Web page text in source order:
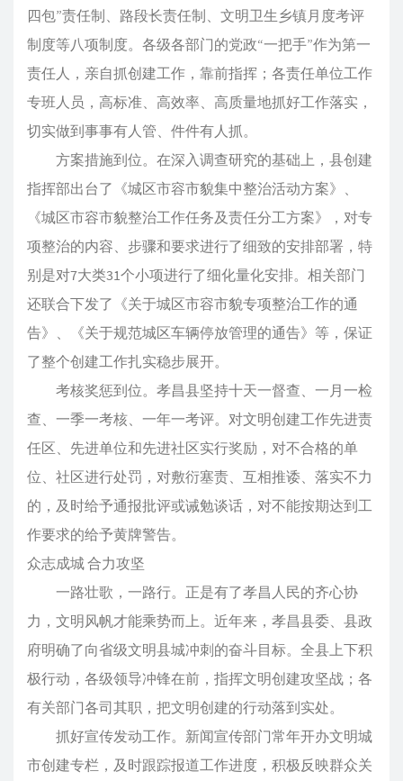
四包”责任制、路段长责任制、文明卫生乡镇月度考评
制度等八项制度。各级各部门的党政“一把手”作为第一
责任人，亲自抓创建工作，靠前指挥；各责任单位工作
专班人员，高标准、高效率、高质量地抓好工作落实，
切实做到事事有人管、件件有人抓。
方案措施到位。在深入调查研究的基础上，县创建
指挥部出台了《城区市容市貌集中整治活动方案》、
《城区市容市貌整治工作任务及责任分工方案》，对专
项整治的内容、步骤和要求进行了细致的安排部署，特
别是对7大类31个小项进行了细化量化安排。相关部门
还联合下发了《关于城区市容市貌专项整治工作的通
告》、《关于规范城区车辆停放管理的通告》等，保证
了整个创建工作扎实稳步展开。
考核奖惩到位。孝昌县坚持十天一督查、一月一检
查、一季一考核、一年一考评。对文明创建工作先进责
任区、先进单位和先进社区实行奖励，对不合格的单
位、社区进行处罚，对敷衍塞责、互相推诿、落实不力
的，及时给予通报批评或诫勉谈话，对不能按期达到工
作要求的给予黄牌警告。
众志成城 合力攻坚
一路壮歌，一路行。正是有了孝昌人民的齐心协
力，文明风帆才能乘势而上。近年来，孝昌县委、县政
府明确了向省级文明县城冲刺的奋斗目标。全县上下积
极行动，各级领导冲锋在前，指挥文明创建攻坚战；各
有关部门各司其职，把文明创建的行动落到实处。
抓好宣传发动工作。新闻宣传部门常年开办文明城
市创建专栏，及时跟踪报道工作进度，积极反映群众关